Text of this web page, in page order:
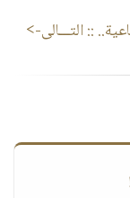
:: التـــالى->